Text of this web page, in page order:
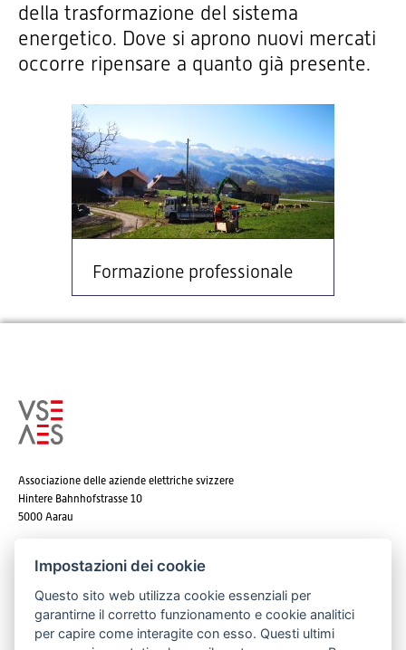
della trasformazione del sistema
energetico. Dove si aprono nuovi mercati
occorre ripensare a quanto già presente.
Formazione professionale
Associazione delle aziende elettriche svizzere
Hintere Bahnhofstrasse 10
5000 Aarau
E-mail:info@strom.ch
Impostazioni dei cookie
Questo sito web utilizza cookie essenziali per
garantirne il corretto funzionamento e cookie analitici
per capire come interagite con esso. Questi ultimi